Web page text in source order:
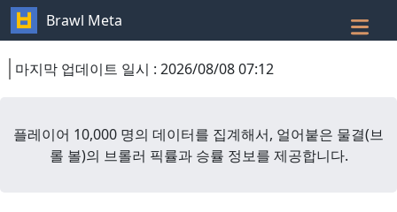
Brawl Meta
마지막 업데이트 일시 : 2026/08/08 07:12
플레이어 10,000 명의 데이터를 집계해서, 얼어붙은 물결(브
롤 볼)의 브롤러 픽률과 승률 정보를 제공합니다.